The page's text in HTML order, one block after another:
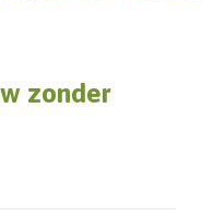
zonder